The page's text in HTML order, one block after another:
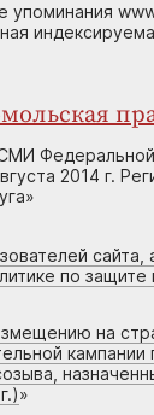
2014 г.
по
на
»